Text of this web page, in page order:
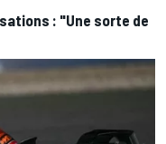
: "Une sorte de